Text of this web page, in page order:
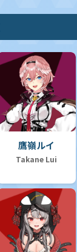
鷹嶺ルイ
Takane Lui